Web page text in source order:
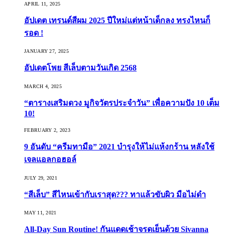
APRIL 11, 2025
อัปเดต เทรนด์สีผม 2025 ปีใหม่แต่หน้าเด็กลง ทรงไหนก็
รอด !
JANUARY 27, 2025
อัปเดตโพย สีเล็บตามวันเกิด 2568
MARCH 4, 2025
“ตารางเสริมดวง มูกิจวัตรประจำวัน” เพื่อความปัง 10 เต็ม
10!
FEBRUARY 2, 2023
9 อันดับ “ครีมทามือ” 2021 บำรุงให้ไม่แห้งกร้าน หลังใช้
เจลแอลกอฮอล์
JULY 29, 2021
“สีเล็บ” สีไหนเข้ากับเราสุด??? ทาแล้วขับผิว มือไม่ดำ
MAY 11, 2021
All-Day Sun Routine! กันแดดเช้าจรดเย็นด้วย Sivanna